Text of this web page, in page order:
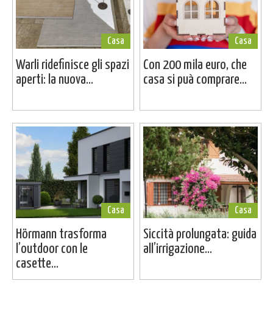
Casa
Warli ridefinisce gli spazi
aperti: la nuova...
Casa
Con 200 mila euro, che
casa si puà comprare...
Casa
Hörmann trasforma
l’outdoor con le
casette...
Casa
Siccità prolungata: guida
all’irrigazione...